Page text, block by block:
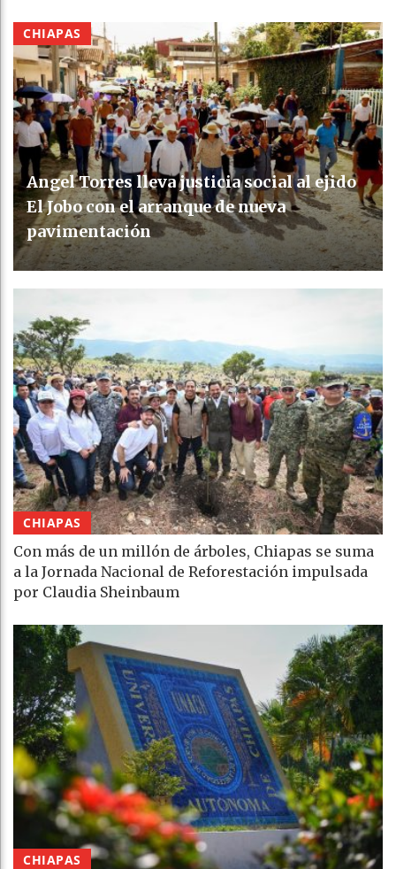
CHIAPAS
Angel Torres lleva justicia social al ejido
El Jobo con el arranque de nueva
pavimentación
CHIAPAS
Con más de un millón de árboles, Chiapas se suma
a la Jornada Nacional de Reforestación impulsada
por Claudia Sheinbaum
CHIAPAS